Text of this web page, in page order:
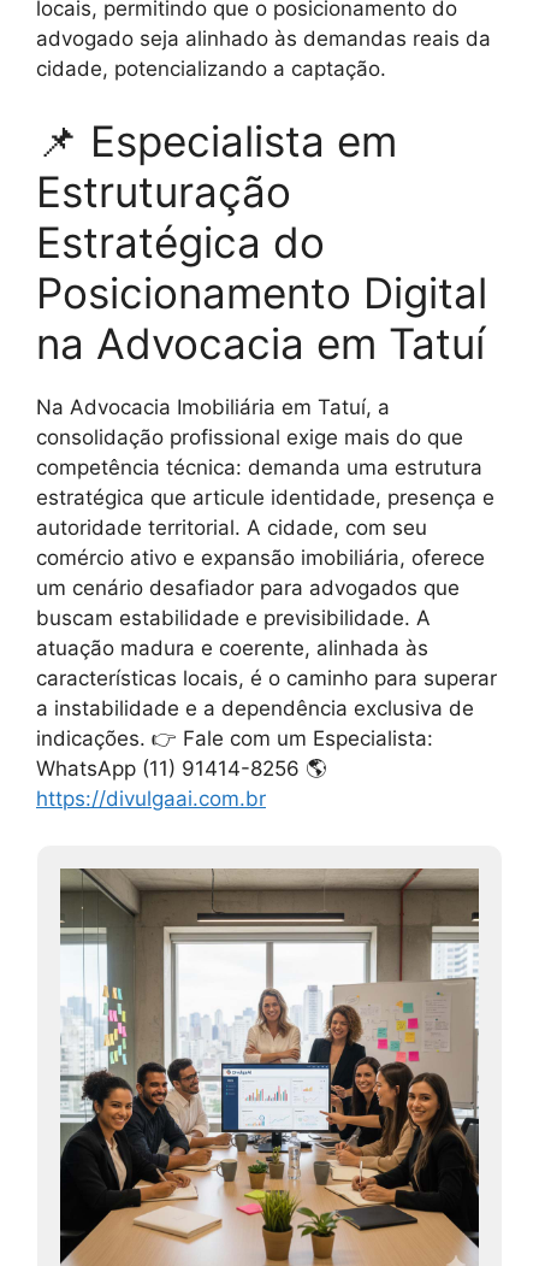
locais, permitindo que o posicionamento do
advogado seja alinhado às demandas reais da
cidade, potencializando a captação.
📌 Especialista em
Estruturação
Estratégica do
Posicionamento Digital
na Advocacia em Tatuí
Na Advocacia Imobiliária em Tatuí, a
consolidação profissional exige mais do que
competência técnica: demanda uma estrutura
estratégica que articule identidade, presença e
autoridade territorial. A cidade, com seu
comércio ativo e expansão imobiliária, oferece
um cenário desafiador para advogados que
buscam estabilidade e previsibilidade. A
atuação madura e coerente, alinhada às
características locais, é o caminho para superar
a instabilidade e a dependência exclusiva de
indicações. 👉 Fale com um Especialista:
WhatsApp (11) 91414-8256 🌎
https://divulgaai.com.br